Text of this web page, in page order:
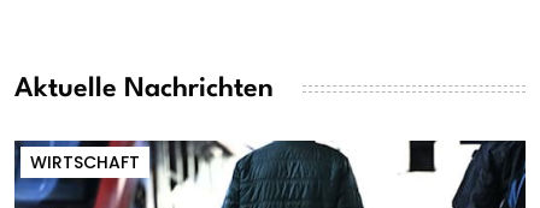
Aktuelle Nachrichten
WIRTSCHAFT